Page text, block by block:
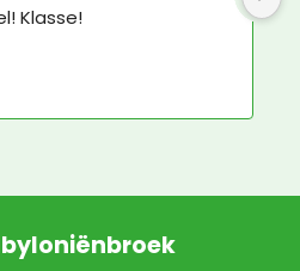
dak zelf aan te